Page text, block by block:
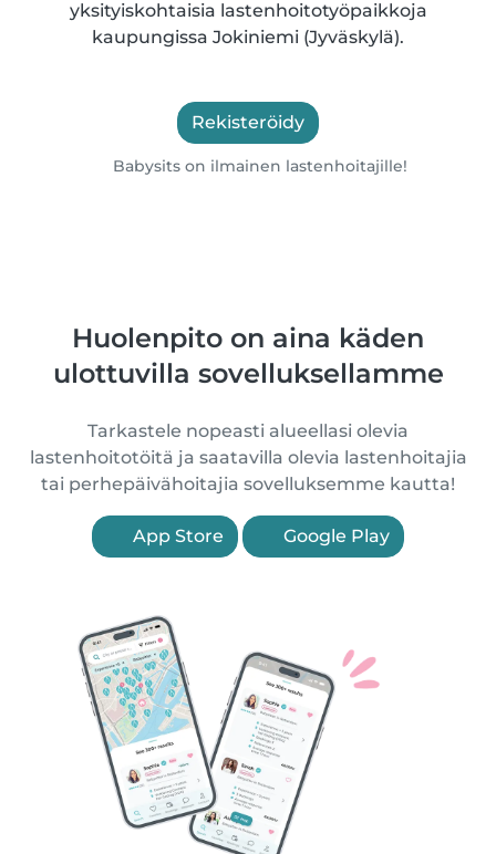
yksityiskohtaisia lastenhoitotyöpaikkoja
kaupungissa Jokiniemi (Jyväskylä).
Rekisteröidy
Babysits on ilmainen lastenhoitajille!
Huolenpito on aina käden
ulottuvilla sovelluksellamme
Tarkastele nopeasti alueellasi olevia
lastenhoitotöitä ja saatavilla olevia lastenhoitajia
tai perhepäivähoitajia sovelluksemme kautta!
App Store Google Play